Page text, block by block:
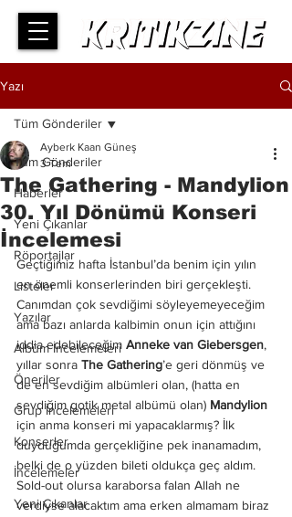
Yazı
Tüm Gönderiler
Haberler
Yeni Çıkanlar
Röportajlar
Listeler
Yazılar
Albüm İncelemeleri
Öneriler
Grup İncelemeleri
Konserler
İncelemeler
Yeni Çıkanlar
Tüm Gönderiler
The Gathering - Mandylion
30. Yıl Dönümü Konseri
İncelemesi
Ayberk Kaan Güneş
3 Tem
Geçtiğimiz hafta İstanbul’da benim için yılın
en önemli konserlerinden biri gerçekleşti.
Canımdan çok sevdiğimi söyleyemeyeceğim
ama bazı anlarda kalbimin onun için attığını
iddia edebileceğim Anneke van Giebersgen,
yıllar sonra The Gathering’e geri dönmüş ve
de en sevdiğim albümleri olan, (hatta en
sevdiğim gotik metal albümü olan) Mandylion
için anma konseri mi yapacaklarmış? İlk
duyduğumda gerçekliğine pek inanamadım,
belki de o yüzden bileti oldukça geç aldım.
Sold-out olursa karaborsa falan Allah ne
verdiyse alacaktım ama erken almamam biraz